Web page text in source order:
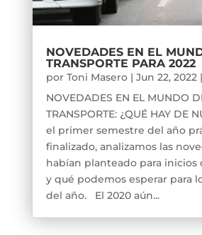
NOVEDADES EN EL
TRANSPORTE PARA 2022
por Toni Masero| Jun 22, 2022|
NOVEDADES EN EL MUNDO
TRANSPORTE: ¿QUÉ HAY DE
el primer semestre del año
finalizado, analizamos las
habían planteado para inicios
y qué podemos esperar para
del año. El 2020 aún...